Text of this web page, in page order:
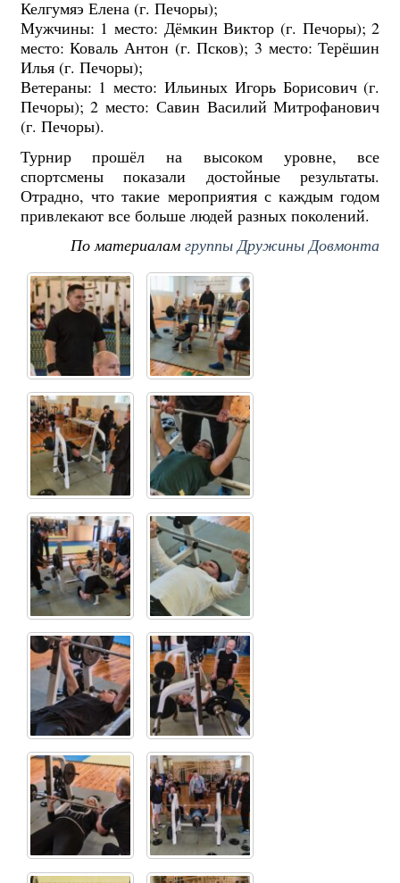
Келгумяэ Елена (г. Печоры);
Мужчины: 1 место: Дёмкин Виктор (г. Печоры); 2
место: Коваль Антон (г. Псков); 3 место: Терёшин
Илья (г. Печоры);
Ветераны: 1 место: Ильиных Игорь Борисович (г.
Печоры); 2 место: Савин Василий Митрофанович
(г. Печоры).
Турнир прошёл на высоком уровне, все
спортсмены показали достойные результаты.
Отрадно, что такие мероприятия с каждым годом
привлекают все больше людей разных поколений.
По материаламгруппы Дружины Довмонта